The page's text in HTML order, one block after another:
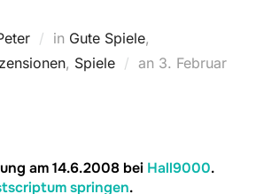
in Gute Spiele,
, Spiele an Veröffentlicht
3. Februar
am 14.6.2008 bei Hall9000.
springen.